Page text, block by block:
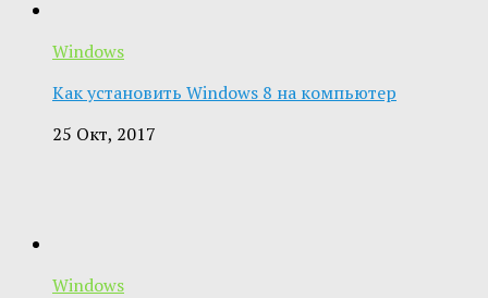
Windows
Как установить Windows 8 на компьютер
25 Окт, 2017
Windows